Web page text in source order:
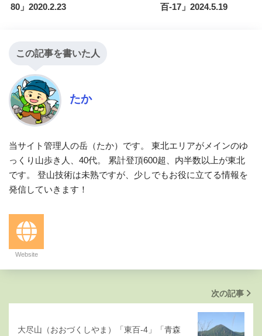
80」2020.2.23
百-17」2024.5.19
この記事を書いた人
たか
当サイト管理人の岳（たか）です。 東北エリアがメインのゆ
っくり山歩き人、40代。 累計登頂600超、内半数以上が東北
です。 登山技術は未熟ですが、少しでもお役に立てる情報を
発信していきます！
Website
次の記事
大尽山（おおづくしやま）「東百-4」「青森